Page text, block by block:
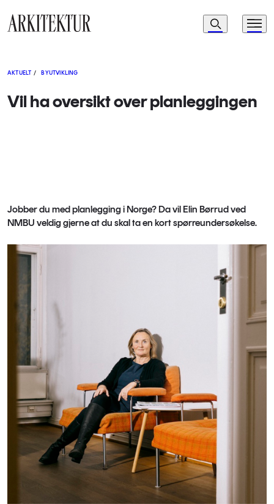
Navigasjon
Søk Meny
AKTUELT / BYUTVIKLING
Vil ha oversikt over planleggingen
Jobber du med planlegging i Norge? Da vil Elin Børrud ved
NMBU veldig gjerne at du skal ta en kort spørreundersøkelse.